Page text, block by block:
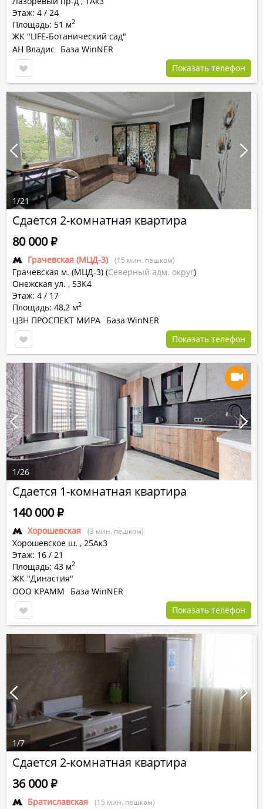
Этаж: 4 / 24
Площадь: 51 м2
ЖК "LIFE-Ботанический сад"
АН Владис
База WinNER
Показать телефон
Сдается 2-комнатная квартира
Грачевская (МЦД-3) (15 мин. пешком)
Грачевская м. (МЦД-3) (Северный адм. округ)
Онежская ул. , 53К4
Этаж: 4 / 17
Площадь: 48,2 м2
80 000Р
ЦЗН ПРОСПЕКТ МИРА База WinNER
Показать телефон
1/21
Сдается 1-комнатная квартира
Хорошевская (3 мин. пешком)
Хорошевское ш. , 25Ак3
Этаж: 16 / 21
Площадь: 43 м2
ЖК "Династия"
140 000Р
ООО КРАММ
База WinNER
Показать телефон
1/26
Сдается 2-комнатная квартира
Братиславская (15 мин. пешком)
36 000Р
1/7